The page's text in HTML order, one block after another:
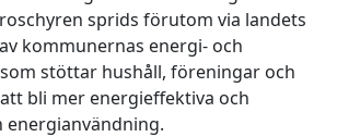
sprids förutom via landets
kommunernas energi- och
stöttar hushåll, föreningar och
bli mer energieffektiva och
energianvändning.